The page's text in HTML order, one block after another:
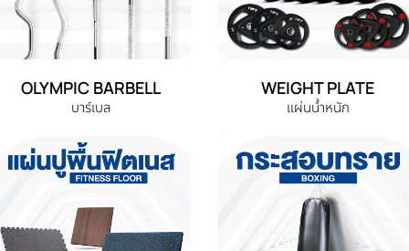
OLYMPIC BARBELL
บาร์เบล
WEIGHT PLATE
แผ่นน้ำหนัก